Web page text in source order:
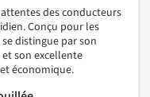
des conducteurs
Conçu pour les
distingue par son
son excellente
économique.